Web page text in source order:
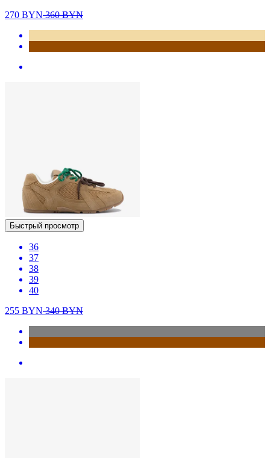
270 BYN360BYN
Быстрый просмотр
36
37
38
39
40
255 BYN340BYN